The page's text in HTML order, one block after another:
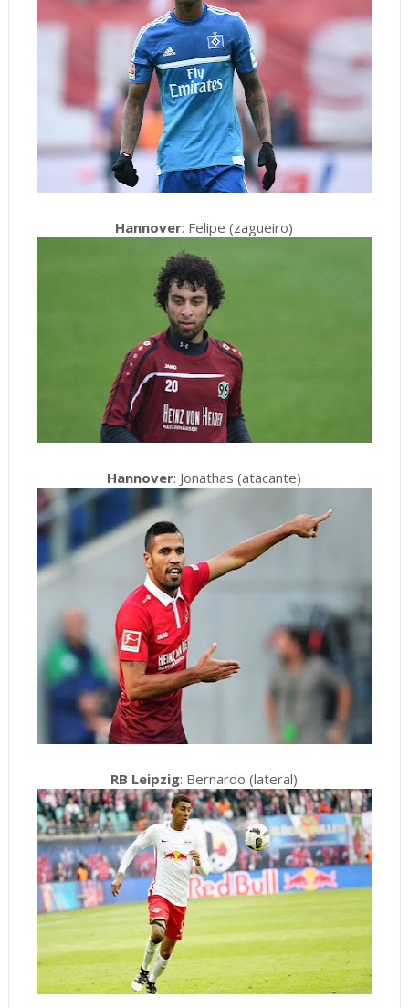
Hannover: Felipe (zagueiro)
Hannover: Jonathas (atacante)
RB Leipzig: Bernardo (lateral)